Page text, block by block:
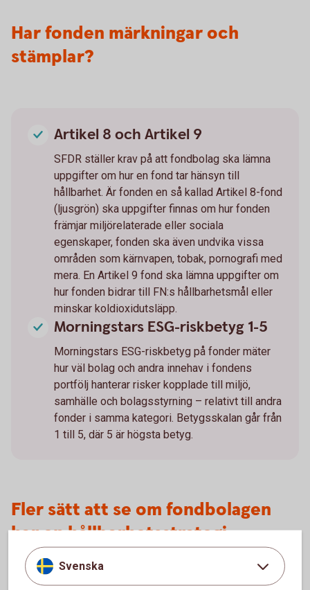
Har fonden märkningar och
stämplar?
Artikel 8 och Artikel 9
SFDR ställer krav på att fondbolag ska lämna
uppgifter om hur en fond tar hänsyn till
hållbarhet. Är fonden en så kallad Artikel 8-fond
(ljusgrön) ska uppgifter finnas om hur fonden
främjar miljörelaterade eller sociala
egenskaper, fonden ska även undvika vissa
områden som kärnvapen, tobak, pornografi med
mera. En Artikel 9 fond ska lämna uppgifter om
hur fonden bidrar till FN:s hållbarhetsmål eller
minskar koldioxidutsläpp.
Morningstars ESG-riskbetyg 1-5
Morningstars ESG-riskbetyg på fonder mäter
hur väl bolag och andra innehav i fondens
portfölj hanterar risker kopplade till miljö,
samhälle och bolagsstyrning – relativt till andra
fonder i samma kategori. Betygsskalan går från
1 till 5, där 5 är högsta betyg.
Fler sätt att se om fondbolagen
har en hållbarhetsstrategi
Fondbolag vars verksamhet genomsyras av långsiktiga och
hållbara investeringar brukar vara tydliga med det på sina
Svenska